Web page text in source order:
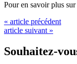
Pour en savoir plus
« article précédent
article suivant »
Souhaitez-